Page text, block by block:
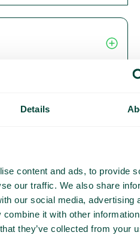
Details
content and ads, to provide
our traffic. We also share
our social media, advertising
it with other
they’ve collected from your